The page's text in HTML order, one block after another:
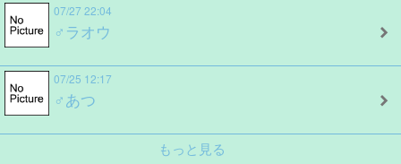
07/27 22:04
♂ラオウ
07/25 12:17
♂あつ
もっと見る